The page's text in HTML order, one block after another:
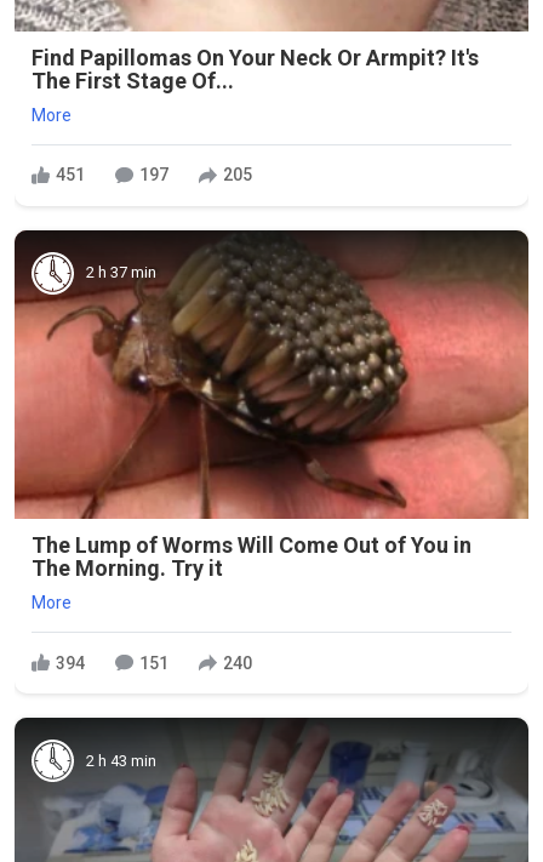
Find Papillomas On Your Neck Or Armpit? It's
The First Stage Of...
More
451 197 205
2 h 37 min
The Lump of Worms Will Come Out of You in
The Morning. Try it
More
394 151 240
2 h 43 min